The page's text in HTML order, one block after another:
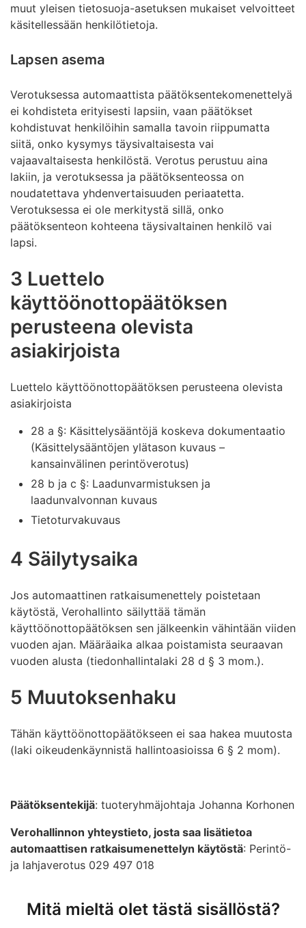
muut yleisen tietosuoja-asetuksen mukaiset velvoitteet
käsitellessään henkilötietoja.
Lapsen asema
Verotuksessa automaattista päätöksentekomenettelyä
ei kohdisteta erityisesti lapsiin, vaan päätökset
kohdistuvat henkilöihin samalla tavoin riippumatta
siitä, onko kysymys täysivaltaisesta vai
vajaavaltaisesta henkilöstä. Verotus perustuu aina
lakiin, ja verotuksessa ja päätöksenteossa on
noudatettava yhdenvertaisuuden periaatetta.
Verotuksessa ei ole merkitystä sillä, onko
päätöksenteon kohteena täysivaltainen henkilö vai
lapsi.
3 Luettelo
käyttöönottopäätöksen
perusteena olevista
asiakirjoista
Luettelo käyttöönottopäätöksen perusteena olevista
asiakirjoista
28 a §: Käsittelysääntöjä koskeva dokumentaatio
(Käsittelysääntöjen ylätason kuvaus –
kansainvälinen perintöverotus)
28 b ja c §: Laadunvarmistuksen ja
laadunvalvonnan kuvaus
Tietoturvakuvaus
4 Säilytysaika
Jos automaattinen ratkaisumenettely poistetaan
käytöstä, Verohallinto säilyttää tämän
käyttöönottopäätöksen sen jälkeenkin vähintään viiden
vuoden ajan. Määräaika alkaa poistamista seuraavan
vuoden alusta (tiedonhallintalaki 28 d § 3 mom.).
5 Muutoksenhaku
Tähän käyttöönottopäätökseen ei saa hakea muutosta
(laki oikeudenkäynnistä hallintoasioissa 6 § 2 mom).
Päätöksentekijä: tuoteryhmäjohtaja Johanna Korhonen
Verohallinnon yhteystieto, josta saa lisätietoa
automaattisen ratkaisumenettelyn käytöstä: Perintö-
ja lahjaverotus 029 497 018
Mitä mieltä olet tästä sisällöstä?